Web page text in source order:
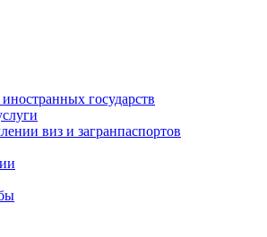
государств
виз и загранпаспортов